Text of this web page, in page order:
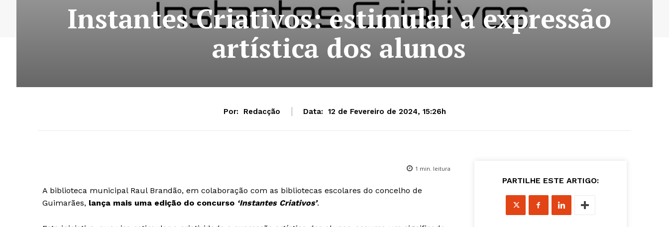
Instantes Criativos: estimular a expressão
artística dos alunos
Por: Redacção Data: 12 de Fevereiro de 2024, 15:26h
1 min. leitura
A biblioteca municipal Raul Brandão, em colaboração com as bibliotecas escolares do concelho de
Guimarães, lança mais uma edição do concurso ‘Instantes Criativos’.
PARTILHE ESTE ARTIGO: